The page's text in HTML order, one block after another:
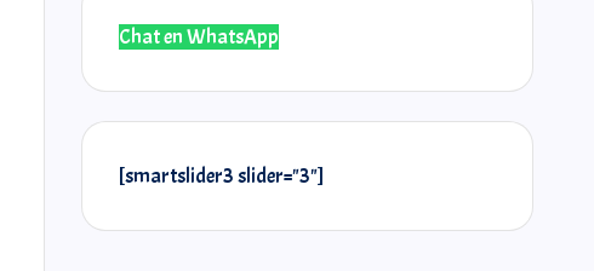
Chat en WhatsApp
[smartslider3 slider="3"]